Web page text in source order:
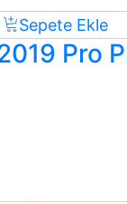
Sepete Ekle
Pro